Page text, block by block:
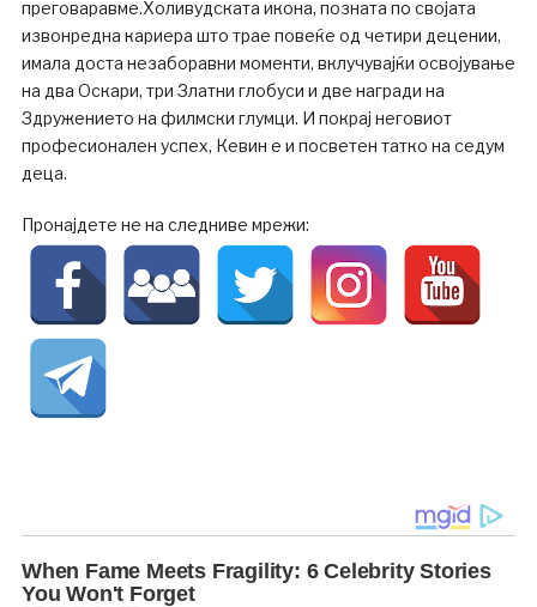
преговаравме.Холивудската икона, позната по својата
извонредна кариера што трае повеќе од четири децении,
имала доста незаборавни моменти, вклучувајќи освојување
на два Оскари, три Златни глобуси и две награди на
Здружението на филмски глумци. И покрај неговиот
професионален успех, Кевин е и посветен татко на седум
деца.
Пронајдете не на следниве мрежи: